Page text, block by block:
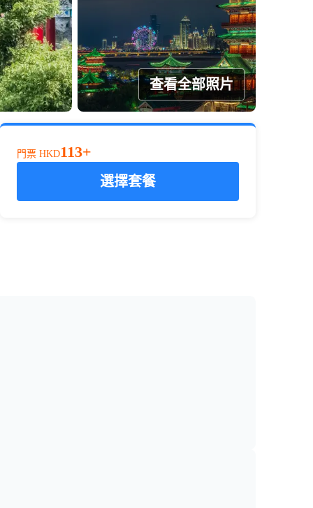
查看全部照片
門票 HKD113+
選擇套餐